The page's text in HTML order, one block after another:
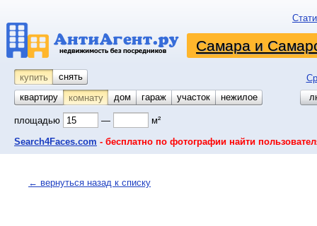
Самара и
купить снять
квартиру
комнату койко-место
дом гараж участок нежилое
площадью — м²
Search4Faces.com - бесплатно по фотографии найти
← вернуться назад к списку